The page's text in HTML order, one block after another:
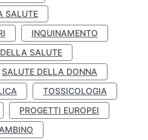
SALUTE
INQUINAMENTO
SALUTE
SALUTE DELLA DONNA
TOSSICOLOGIA
PROGETTI EUROPEI